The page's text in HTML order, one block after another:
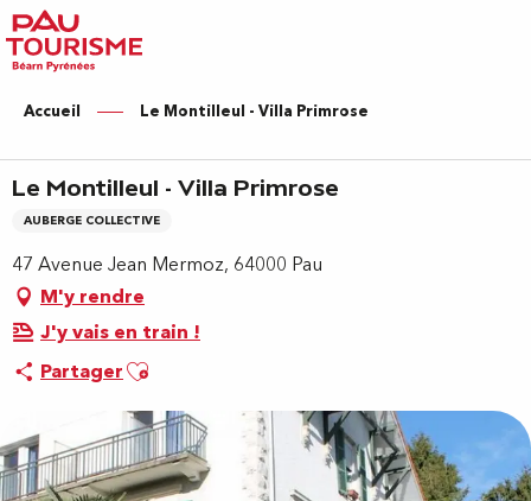
Aller
au
contenu
principal
Accueil Le Montilleul - Villa Primrose
Le Montilleul - Villa Primrose
AUBERGE COLLECTIVE
47 Avenue Jean Mermoz, 64000 Pau
M'y rendre
J'y vais en train !
PartagerAjouter aux favoris